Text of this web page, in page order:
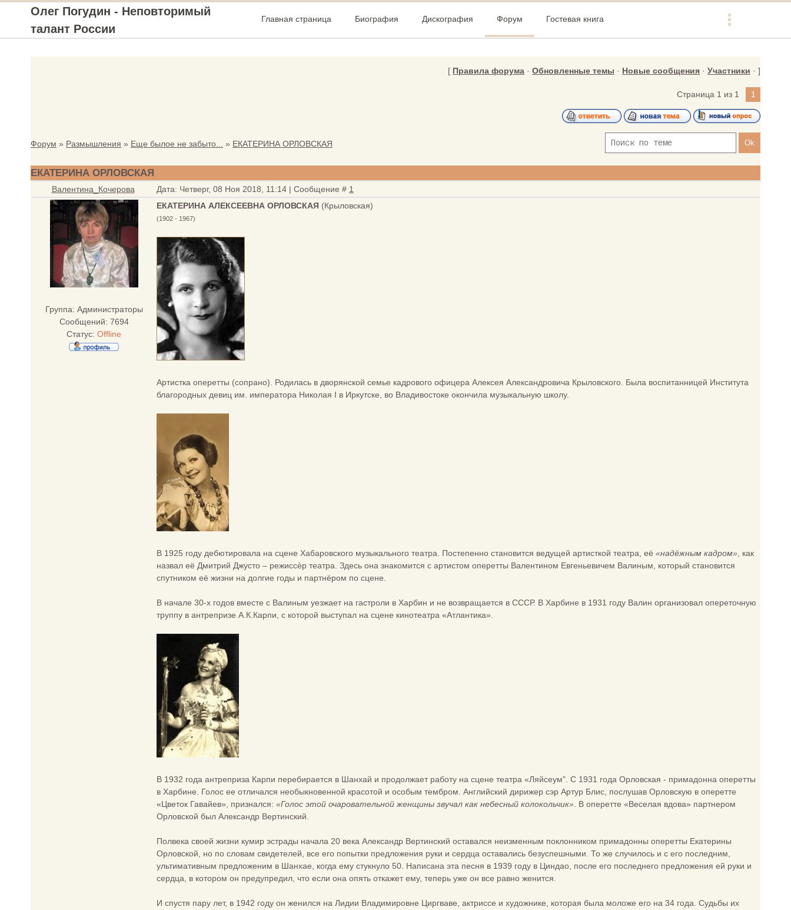
Олег Погудин - Неповторимый
талант России
Главная страница Биография Дискография Форум Гостевая книга
[ Правила форума · Обновленные темы · Новые сообщения · Участники · ]
Страница 1 из 1 1
Форум » Размышления » Еще былое не забыто... » ЕКАТЕРИНА ОРЛОВСКАЯ
ЕКАТЕРИНА ОРЛОВСКАЯ
Валентина_Кочерова Дата: Четверг, 08 Ноя 2018, 11:14 | Сообщение # 1
Группа: Администраторы
Сообщений: 7694
Статус: Offline
ЕКАТЕРИНА АЛЕКСЕЕВНА ОРЛОВСКАЯ (Крыловская)
(1902 - 1967)
Артистка оперетты (сопрано). Родилась в дворянской семье кадрового офицера Алексея Александровича Крыловского. Была воспитанницей Института
благородных девиц им. императора Николая I в Иркутске, во Владивостоке окончила музыкальную школу.
В 1925 году дебютировала на сцене Хабаровского музыкального театра. Постепенно становится ведущей артисткой театра, её «надёжным кадром» , как
назвал её Дмитрий Джусто – режиссѐр театра. Здесь она знакомится с артистом оперетты Валентином Евгеньевичем Валиным, который становится
спутником её жизни на долгие годы и партнёром по сцене.
В начале 30-х годов вместе с Валиным уезжает на гастроли в Харбин и не возвращается в СССР. В Харбине в 1931 году Валин организовал опереточную
труппу в антрепризе А.К.Карпи, с которой выступал на сцене кинотеатра «Атлантика».
В 1932 года антреприза Карпи перебирается в Шанхай и продолжает работу на сцене театра «Ляйсеум". С 1931 года Орловская - примадонна оперетты
в Харбине. Голос ее отличался необыкновенной красотой и особым тембром. Английский дирижер сэр Артур Блис, послушав Орловскую в оперетте
«Цветок Гавайев», признался: «Голос этой очаровательной женщины звучал как небесный колокольчик» . В оперетте «Веселая вдова» партнером
Орловской был Александр Вертинский.
Полвека своей жизни кумир эстрады начала 20 века Александр Вертинский оставался неизменным поклонником примадонны оперетты Екатерины
Орловской, но по словам свидетелей, все его попытки предложения руки и сердца оставались безуспешными. То же случилось и с его последним,
ультимативным предложеним в Шанхае, когда ему стукнуло 50. Написана эта песня в 1939 году в Циндао, после его последнего предложения ей руки и
сердца, в котором он предупредил, что если она опять откажет ему, теперь уже он все равно женится.
И спустя пару лет, в 1942 году он женился на Лидии Владимировне Циргваве, актриссе и художнике, которая была моложе его на 34 года. Судьбы их